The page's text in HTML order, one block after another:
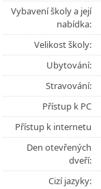
Vybavení školy a její
nabídka:
Velikost školy:
Ubytování:
Stravování:
Přístup k PC
Přístup k internetu
Den otevřených
dveří:
Cizí jazyky: